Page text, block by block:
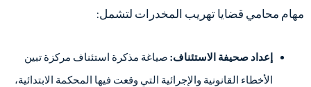
مهام محامي قضايا تهريب المخدرات لتشمل:
إعداد صحيفة الاستئناف: صياغة مذكرة استئناف مركزة تبين
الأخطاء القانونية والإجرائية التي وقعت فيها المحكمة الابتدائية،